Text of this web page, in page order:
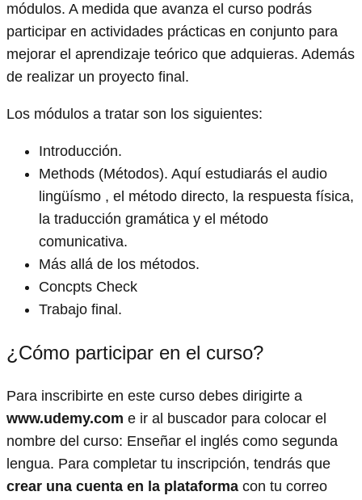
módulos. A medida que avanza el curso podrás
participar en actividades prácticas en conjunto para
mejorar el aprendizaje teórico que adquieras. Además
de realizar un proyecto final.
Los módulos a tratar son los siguientes:
Introducción.
Methods (Métodos). Aquí estudiarás el audio
lingüísmo , el método directo, la respuesta física,
la traducción gramática y el método
comunicativa.
Más allá de los métodos.
Concpts Check
Trabajo final.
¿Cómo participar en el curso?
Para inscribirte en este curso debes dirigirte a
www.udemy.com e ir al buscador para colocar el
nombre del curso: Enseñar el inglés como segunda
lengua. Para completar tu inscripción, tendrás que
crear una cuenta en la plataforma con tu correo